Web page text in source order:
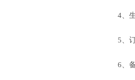
4、
5、
6、